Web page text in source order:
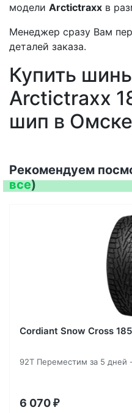
модели Arctictraxx в
Менеджер сразу Вам
деталей заказа.
Купить
Arctictraxx
шип в Омске
Рекомендуем
все)
Cordiant Snow Cross
92T Переместим за 5 дней
6 070 ₽